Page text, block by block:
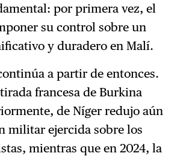
por primera vez, el
su control sobre un
y duradero en Malí.
a partir de entonces.
francesa de Burkina
de Níger redujo aún
militar ejercida sobre los
mientras que en 2024, la